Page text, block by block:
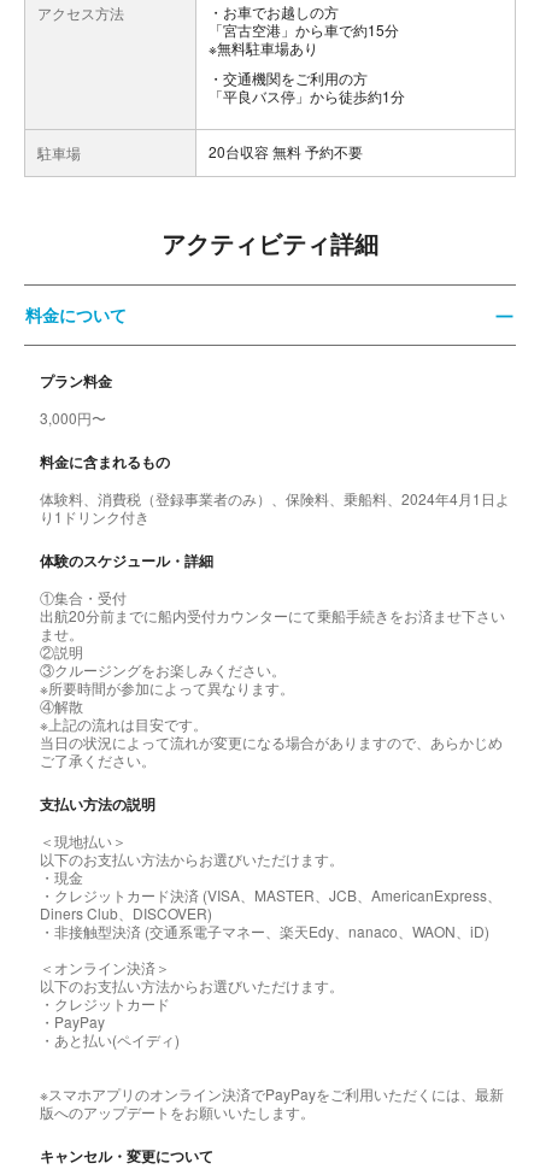
アクセス方法
お車でお越しの方
「宮古空港」から車で約15分
※無料駐車場あり
交通機関をご利用の方
「平良バス停」から徒歩約1分
駐車場 20台収容 無料 予約不要
アクティビティ詳細
料金について
プラン料金
3,000円〜
料金に含まれるもの
体験料、消費税（登録事業者のみ）、保険料、乗船料、2024年4月1日よ
り1ドリンク付き
体験のスケジュール・詳細
①集合・受付
出航20分前までに船内受付カウンターにて乗船手続きをお済ませ下さい
ませ。
②説明
③クルージングをお楽しみください。
※所要時間が参加によって異なります。
④解散
※上記の流れは目安です。
当日の状況によって流れが変更になる場合がありますので、あらかじめ
ご了承ください。
支払い方法の説明
＜現地払い＞
以下のお支払い方法からお選びいただけます。
・現金
・クレジットカード決済 (VISA、MASTER、JCB、AmericanExpress、
Diners Club、DISCOVER)
・非接触型決済 (交通系電子マネー、楽天Edy、nanaco、WAON、iD)
＜オンライン決済＞
以下のお支払い方法からお選びいただけます。
・クレジットカード
・PayPay
・あと払い(ペイディ)
※スマホアプリのオンライン決済でPayPayをご利用いただくには、最新
版へのアップデートをお願いいたします。
キャンセル・変更について